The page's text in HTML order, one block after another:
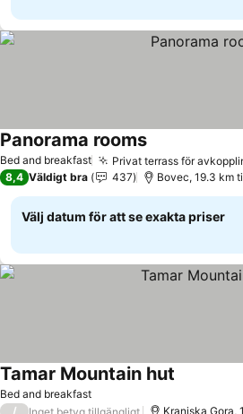
Bed and breakfast Privat terrass för
Panorama roomsSe priser
8,4 Väldigt bra 437 Bovec, 19.3 km
Välj datum för att se exakta priser
Bed and breakfast
Tamar Mountain hut
/ Inget betyg tillgängligt Kranjska Gora,